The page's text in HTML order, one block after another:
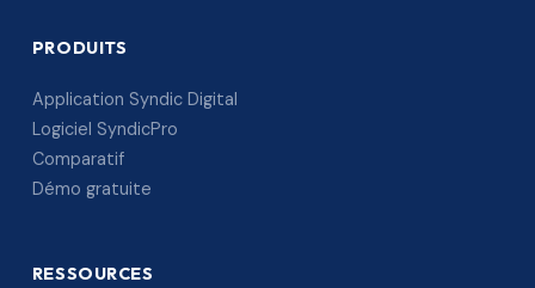
PRODUITS
Application Syndic Digital
Logiciel SyndicPro
Comparatif
Démo gratuite
RESSOURCES